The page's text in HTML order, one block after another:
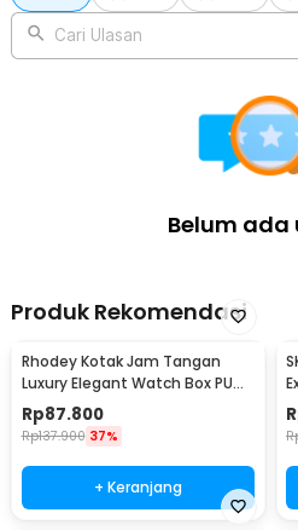
1 x Decorative Bracelet
Cari Ulasan
Belum ada
Produk Rekomendasi
Rhodey Kotak Jam Tangan
Luxury Elegant Watch Box PU
Leather 10 Slot - Z-0003
Rp87.800
Rp137.900 37%
+ Keranjang